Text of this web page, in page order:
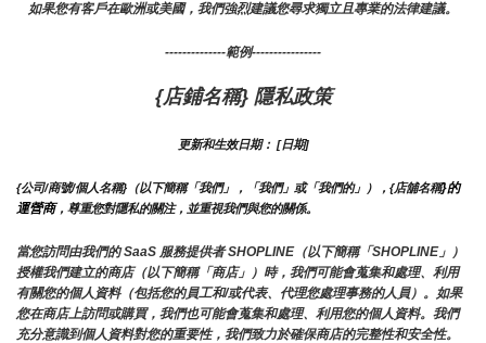
如果您有客戶在歐洲或美國，我們強烈建議您尋求獨立且專業的法律建議。
--------------範例----------------
{店鋪名稱} 隱私政策
更新和生效日期： [日期]
{公司/商號/個人名稱}（以下簡稱「我們」，「我們」或「我們的」），{店舖名稱}的
運營商，尊重您對隱私的關注，並重視我們與您的關係。
當您訪問由我們的 SaaS 服務提供者 SHOPLINE（以下簡稱「SHOPLINE」）
授權我們建立的商店（以下簡稱「商店」）時，我們可能會蒐集和處理、利用
有關您的個人資料（包括您的員工和/或代表、代理您處理事務的人員）。如果
您在商店上訪問或購買，我們也可能會蒐集和處理、利用您的個人資料。我們
充分意識到個人資料對您的重要性，我們致力於確保商店的完整性和安全性。